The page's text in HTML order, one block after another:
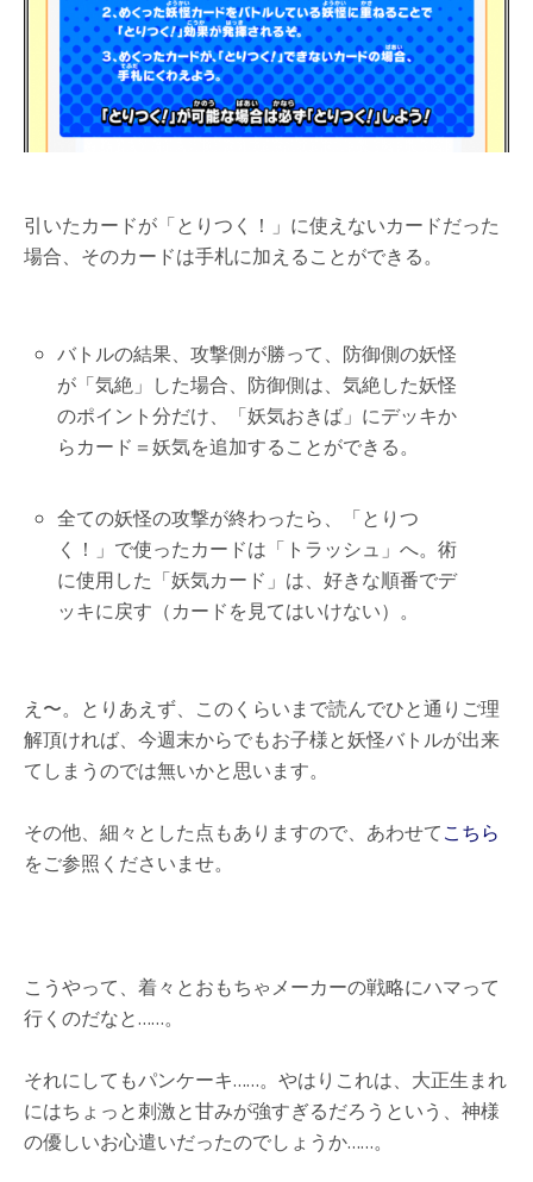
引いたカードが「とりつく！」に使えないカードだった
場合、そのカードは手札に加えることができる。
バトルの結果、攻撃側が勝って、防御側の妖怪
が「気絶」した場合、防御側は、気絶した妖怪
のポイント分だけ、「妖気おきば」にデッキか
らカード＝妖気を追加することができる。
全ての妖怪の攻撃が終わったら、「とりつ
く！」で使ったカードは「トラッシュ」へ。術
に使用した「妖気カード」は、好きな順番でデ
ッキに戻す（カードを見てはいけない）。
え〜。とりあえず、このくらいまで読んでひと通りご理
解頂ければ、今週末からでもお子様と妖怪バトルが出来
てしまうのでは無いかと思います。
その他、細々とした点もありますので、あわせてこちら
をご参照くださいませ。
こうやって、着々とおもちゃメーカーの戦略にハマって
行くのだなと……。
それにしてもパンケーキ……。やはりこれは、大正生まれ
にはちょっと刺激と甘みが強すぎるだろうという、神様
の優しいお心遣いだったのでしょうか……。